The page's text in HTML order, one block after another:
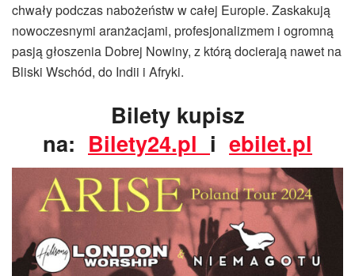
chwały podczas nabożeństw w całej Europie. Zaskakują
nowoczesnymi aranżacjami, profesjonalizmem i ogromną
pasją głoszenia Dobrej Nowiny, z którą docierają nawet na
Bliski Wschód, do Indii i Afryki.
Bilety kupisz
na: Bilety24.pl i ebilet.pl